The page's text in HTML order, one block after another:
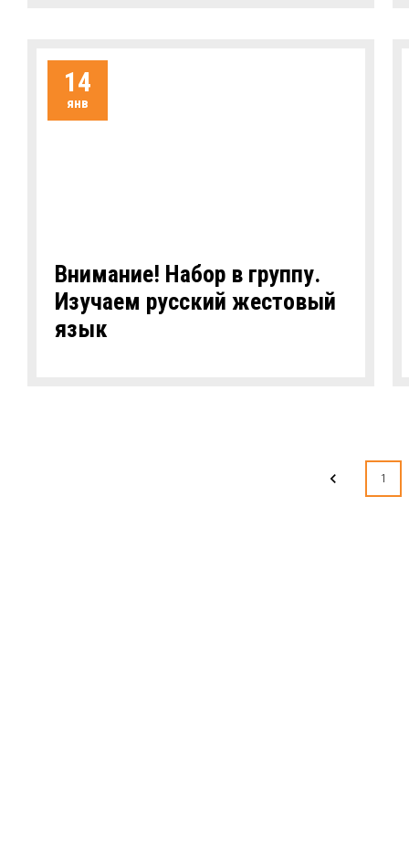
14
янв
Внимание! Набор в группу.
Изучаем русский жестовый
язык
1